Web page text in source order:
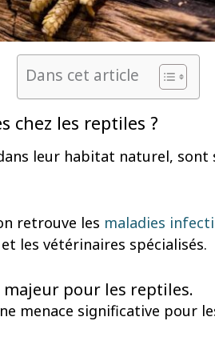
Dans cet article
chez les reptiles ?
leur habitat naturel,
retrouve les maladies
les vétérinaires spécialisés.
pour les reptiles.
menace significative pour